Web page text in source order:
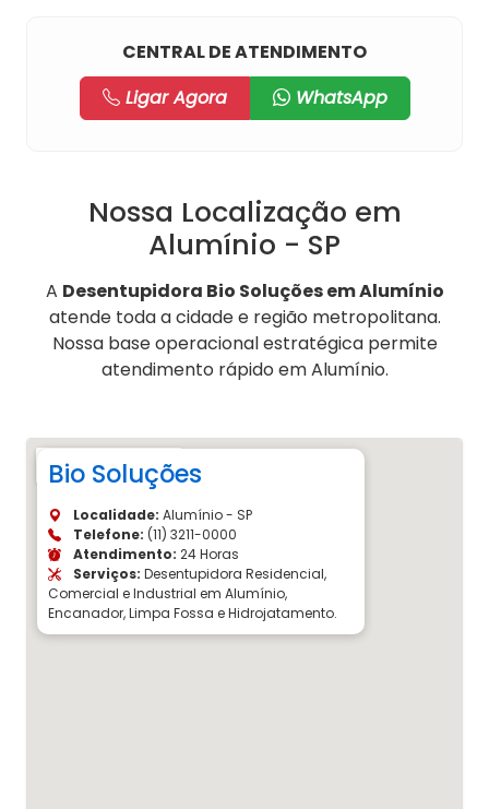
CENTRAL DE ATENDIMENTO
Ligar Agora
WhatsApp
Nossa Localização em
Alumínio - SP
A Desentupidora Bio Soluções em Alumínio
atende toda a cidade e região metropolitana.
Nossa base operacional estratégica permite
atendimento rápido em Alumínio.
Bio Soluções
Localidade: Alumínio - SP
Telefone: (11) 3211-0000
Atendimento: 24 Horas
Serviços: Desentupidora Residencial,
Comercial e Industrial em Alumínio,
Encanador, Limpa Fossa e Hidrojatamento.